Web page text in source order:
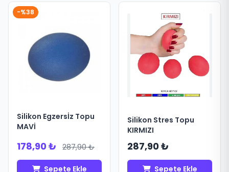
-%38
Silikon Egzersİz Topu
MAVİ
178,90 ₺ 287,90 ₺
Sepete Ekle
Silikon Stres Topu
KIRMIZI
287,90 ₺
Sepete Ekle